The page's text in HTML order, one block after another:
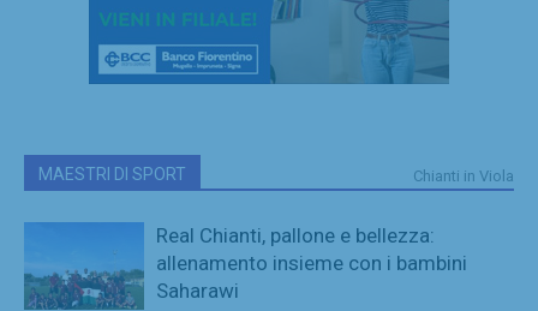
MAESTRI DI SPORT Chianti in Viola
Real Chianti, pallone e bellezza:
allenamento insieme con i bambini
Saharawi